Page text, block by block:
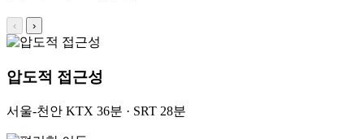
‹ ›
압도적 접근성
서울-천안 KTX 36분 · SRT 28분